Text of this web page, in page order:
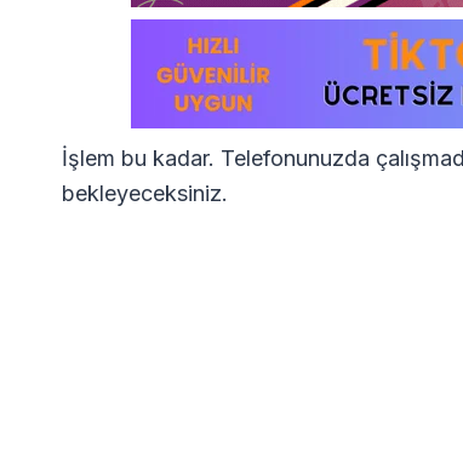
İşlem bu kadar. Telefonunuzda
bekleyeceksiniz.